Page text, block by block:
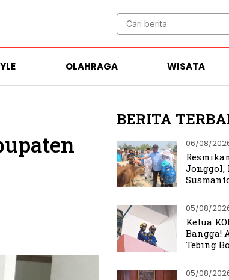
OLAHRAGA WISATA
BERITA
06/08/
Jonggol,
Ekonomi
05/08/
Ketua
Bangga!
Tebing
Merah
05/08/